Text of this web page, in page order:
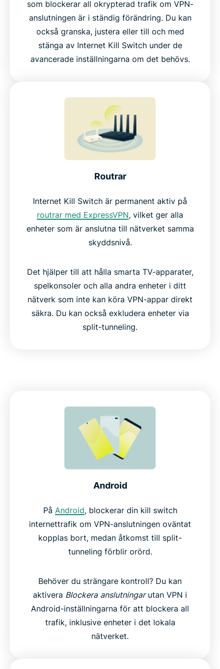
som blockerar all okrypterad trafik om VPN-
anslutningen är i ständig förändring. Du kan
också granska, justera eller till och med
stänga av Internet Kill Switch under de
avancerade inställningarna om det behövs.
Routrar
Internet Kill Switch är permanent aktiv på
routrar med ExpressVPN, vilket ger alla
enheter som är anslutna till nätverket samma
skyddsnivå.
Det hjälper till att hålla smarta TV-apparater,
spelkonsoler och alla andra enheter i ditt
nätverk som inte kan köra VPN-appar direkt
säkra. Du kan också exkludera enheter via
split-tunneling.
Android
På Android, blockerar din kill switch
internettrafik om VPN-anslutningen oväntat
kopplas bort, medan åtkomst till split-
tunneling förblir orörd.
Behöver du strängare kontroll? Du kan
aktivera Blockera anslutningarutan VPN i
Android-inställningarna för att blockera all
trafik, inklusive enheter i det lokala
nätverket.